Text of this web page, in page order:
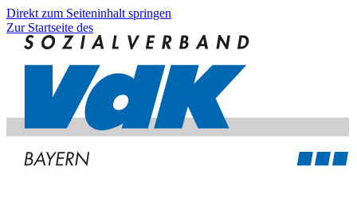
Direkt zum Seiteninhalt springen
Zur Startseite des